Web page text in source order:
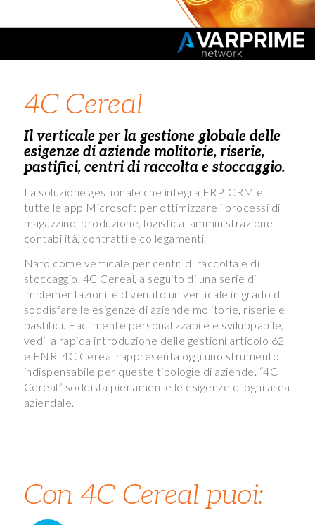
4C Cereal
Il verticale per la gestione globale delle
esigenze di aziende molitorie, riserie,
pastifici, centri di raccolta e stoccaggio.
La soluzione gestionale che integra ERP, CRM e
tutte le app Microsoft per ottimizzare i processi di
magazzino, produzione, logistica, amministrazione,
contabilità, contratti e collegamenti.
Nato come verticale per centri di raccolta e di
stoccaggio, 4C Cereal, a seguito di una serie di
implementazioni, è divenuto un verticale in grado di
soddisfare le esigenze di aziende molitorie, riserie e
pastifici. Facilmente personalizzabile e sviluppabile,
vedi la rapida introduzione delle gestioni articolo 62
e ENR, 4C Cereal rappresenta oggi uno strumento
indispensabile per queste tipologie di aziende. “4C
Cereal” soddisfa pienamente le esigenze di ogni area
aziendale.
Con 4C Cereal puoi: